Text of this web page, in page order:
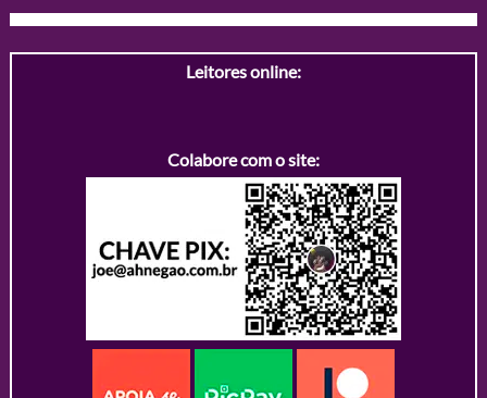
Leitores online:
Colabore com o site: